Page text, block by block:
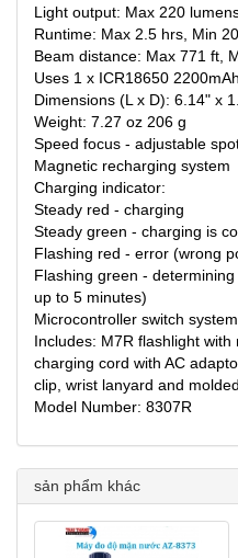
Light output: Max 220
Runtime: Max 2.5 hrs, Min
Beam distance: Max 771 ft,
Uses 1 x ICR18650
Dimensions (L x D): 6.14" x
Weight: 7.27 oz 206 g
Speed focus - adjustable
Magnetic recharging system
Charging indicator:
Steady red - charging
Steady green - charging is
Flashing red - error (wrong
Flashing green -
up to 5 minutes)
Microcontroller switch system
Includes: M7R flashlight
charging cord with AC
clip, wrist lanyard and
Model Number: 8307R
sản phẩm khác